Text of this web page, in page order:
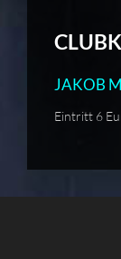
JAKOB
Eintritt 6